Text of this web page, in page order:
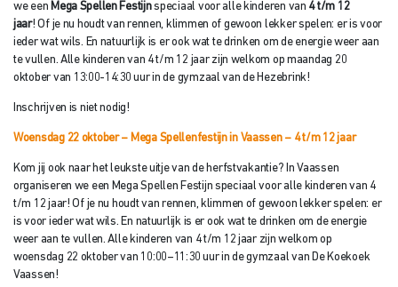
we een Mega Spellen Festijnspeciaal voor alle kinderen van 4 t/m 12
jaar! Of je nu houdt van rennen, klimmen of gewoon lekker spelen: er is voor
ieder wat wils. En natuurlijk is er ook wat te drinken om de energie weer aan
te vullen. Alle kinderen van 4 t/m 12 jaar zijn welkom op maandag 20
oktober van 13:00-14:30 uur in de gymzaal van de Hezebrink!
Inschrijven is niet nodig!
Woensdag 22 oktober – Mega Spellenfestijn in Vaassen – 4 t/m 12 jaar
Kom jij ook naar het leukste uitje van de herfstvakantie? In Vaassen
organiseren we een Mega Spellen Festijn speciaal voor alle kinderen van 4
t/m 12 jaar! Of je nu houdt van rennen, klimmen of gewoon lekker spelen: er
is voor ieder wat wils. En natuurlijk is er ook wat te drinken om de energie
weer aan te vullen. Alle kinderen van 4 t/m 12 jaar zijn welkom op
woensdag 22 oktober van 10:00–11:30 uur in de gymzaal van De Koekoek
Vaassen!